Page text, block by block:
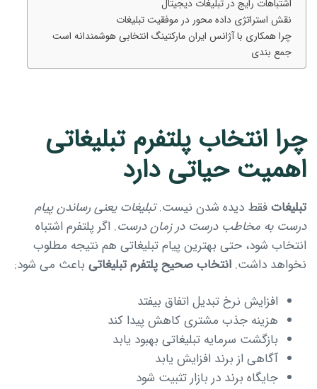
Type and hit enter
اشتباهات رایج در تبلیغات دیجیتال
نقش استراتژی داده محور در موفقیت تبلیغات
چرا همکاری با آژانس ایران مارکتینگ انتخابی هوشمندانه است
جمع بندی
چرا انتخاب پلتفرم تبلیغاتی
اهمیت حیاتی دارد
تبلیغاتفقط دیده شدن نیست.تبلیغات یعنی رساندن پیام
درست به مخاطب درست در زمان درست. اگر پلتفرم اشتباه
انتخاب شود، حتی بهترین پیام تبلیغاتی هم نتیجه مطلوب
نخواهد داشت. انتخاب صحیح پلتفرم تبلیغاتی باعث می شود:
افزایش نرخ تبدیل اتفاق بیفتد
هزینه جذب مشتری کاهش پیدا کند
بازگشت سرمایه تبلیغاتی بهبود یابد
آگاهی از برند افزایش یابد
جایگاه برند در بازار تثبیت شود